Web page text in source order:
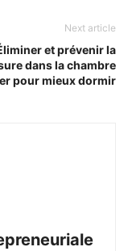
Next article
et prévenir la
dans la chambre
pour mieux dormir